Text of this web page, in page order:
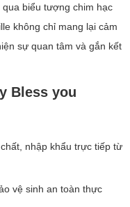
qua biểu tượng chim hạc
không chỉ mang lại cảm
sự quan tâm và gắn kết
Bless you
nhập khẩu trực tiếp từ
vệ sinh an toàn thực